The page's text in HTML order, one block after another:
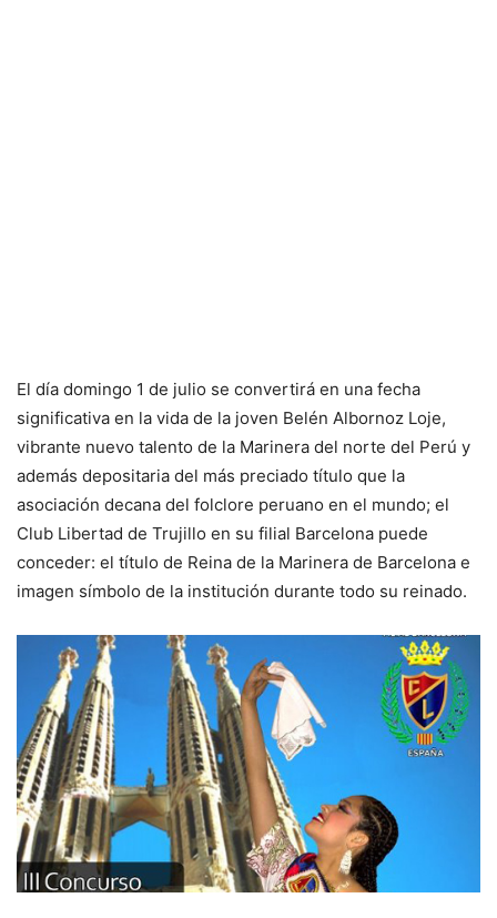
El día domingo 1 de julio se convertirá en una fecha
significativa en la vida de la joven Belén Albornoz Loje,
vibrante nuevo talento de la Marinera del norte del Perú y
además depositaria del más preciado título que la
asociación decana del folclore peruano en el mundo; el
Club Libertad de Trujillo en su filial Barcelona puede
conceder: el título de Reina de la Marinera de Barcelona e
imagen símbolo de la institución durante todo su reinado.